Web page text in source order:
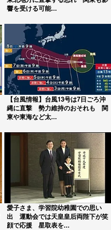
響を受ける可能...
【台風情報】台風13号は7日ごろ沖
縄に直撃 勢力維持のおそれも 関
東や東海など太...
愛子さま、学習院幼稚園での思い
出 運動会では天皇皇后両陛下が笑
顔で応援 星取表を...